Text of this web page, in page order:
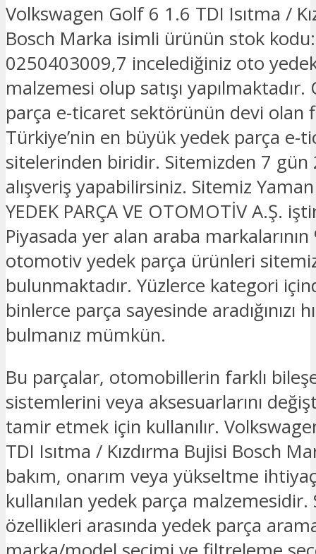
Volkswagen Golf 6 1.6 TDI Isıtma /
Bosch Marka isimli ürünün stok
0250403009,7 incelediğiniz oto
malzemesi olup satışı
parça e-ticaret sektörünün devi olan
Türkiye’nin en büyük yedek parça e-
sitelerinden biridir. Sitemizden 7 gün
alışveriş yapabilirsiniz. Sitemiz
YEDEK PARÇA VE OTOMOTİV A.Ş.
Piyasada yer alan araba markalarının
otomotiv yedek parça ürünleri
bulunmaktadır. Yüzlerce kategori
binlerce parça sayesinde aradığınızı
bulmanız mümkün.
Bu parçalar, otomobillerin farklı
sistemlerini veya aksesuarlarını
tamir etmek için kullanılır.
TDI Isıtma / Kızdırma Bujisi Bosch
bakım, onarım veya yükseltme
kullanılan yedek parça
özellikleri arasında yedek parça